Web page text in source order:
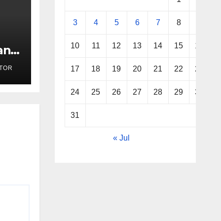
3 4 5 6 7 8
10 11 12 13 14 15 16
17 18 19 20 21 22 23
24 25 26 27 28 29 30
31
« Jul